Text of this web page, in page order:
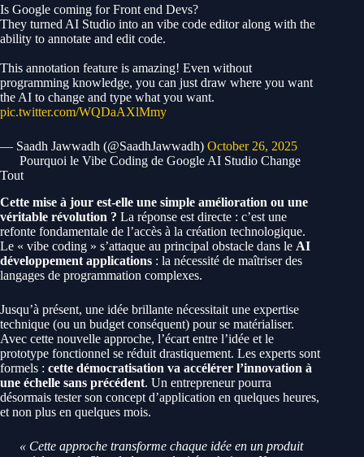
Is Google coming for Front end Devs?
They turned AI Studio into an vibe code editor along with the
ability to annotate and edit code.
This annotation feature is amazing! Even without
programming knowledge, you can just draw where you want
the AI to change and type what you want.
pic.twitter.com/WQDaAXlMmy
— Saadh Jawwadh (@SaadhJawwadh) October 26, 2025
Pourquoi le Vibe Coding de Google AI Studio Change
Tout
Cette mise à jour est-elle une simple amélioration ou une
véritable révolution ? La réponse est directe : c’est une
refonte fondamentale de l’accès à la création technologique.
Le « vibe coding » s’attaque au principal obstacle dans le AI
développement applications : la nécessité de maîtriser des
langages de programmation complexes.
Jusqu’à présent, une idée brillante nécessitait une expertise
technique (ou un budget conséquent) pour se matérialiser.
Avec cette nouvelle approche, l’écart entre l’idée et le
prototype fonctionnel se réduit drastiquement. Les experts sont
formels : cette démocratisation va accélérer l’innovation à
une échelle sans précédent. Un entrepreneur pourra
désormais tester son concept d’application en quelques heures,
et non plus en quelques mois.
« Cette approche transforme chaque idée en un produit